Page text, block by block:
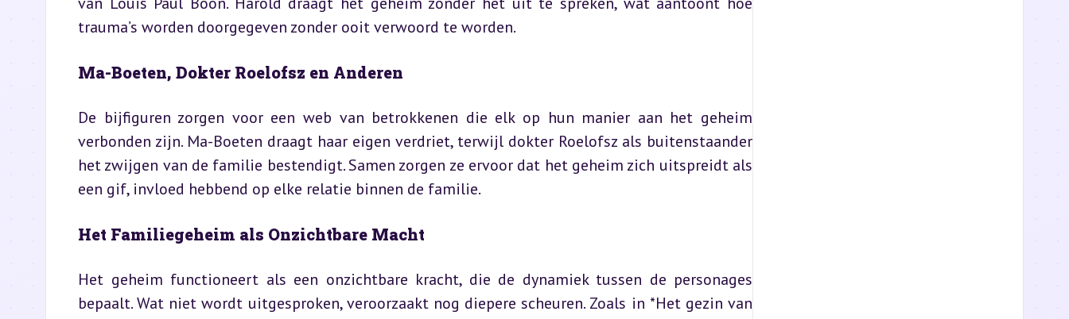
trauma’s worden doorgegeven zonder ooit verwoord te worden.
Ma-Boeten, Dokter Roelofsz en Anderen
De bijfiguren zorgen voor een web van betrokkenen die elk op hun manier aan het geheim
verbonden zijn. Ma-Boeten draagt haar eigen verdriet, terwijl dokter Roelofsz als buitenstaander
het zwijgen van de familie bestendigt. Samen zorgen ze ervoor dat het geheim zich uitspreidt als
een gif, invloed hebbend op elke relatie binnen de familie.
Het Familiegeheim als Onzichtbare Macht
Het geheim functioneert als een onzichtbare kracht, die de dynamiek tussen de personages
bepaalt. Wat niet wordt uitgesproken, veroorzaakt nog diepere scheuren. Zoals in *Het gezin van